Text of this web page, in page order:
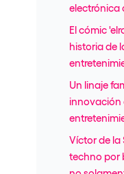
electrónica
El cómic
historia de
Un linaje
innovación
Víctor de la
techno por